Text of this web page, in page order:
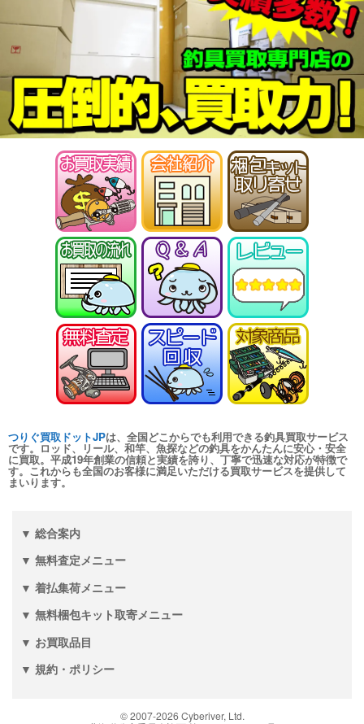
ABU カーディナル4X 未使用
釣具買取クーポン
turi20260117-
05
（2026/01/31迄）
27,000円
2026/01/17
シマノ ヘラ竿 飛天弓 閃光G 30尺
未使用
釣具買取クーポンturi20260110-
01（2026/01/31迄）
35,000円
2026/01/10
シマノ ヘラ竿 飛天弓 閃光R 24尺
未使用
釣具買取クーポン turi20260110-
（2026/01/31迄）
33,500円
2026/01/10
シマノ ヘラ竿 普天元 獅子吼 10.5
尺 未使用
釣具買取クーポン
turi20260110-
（2026/01/31迄）
33,500円
2026/01/10
シマノ ヘラ竿 朱紋峰 神威 18尺
未使用
釣具買取クーポン
turi20260110-
（2026/01/31迄）
28,500円
2026/01/10
シマノ ヘラ竿 飛天弓 皆空 12尺
釣具買取クーポンturi20260110-
05 （2026/01/31迄）
24,000円
和竿 至峰 13.1尺 未使用
01（2026/01/31迄）
釣具買取クーポン
02（2026/01/31迄）
和竿 紀州竹竿 山彦 むらさめ 信
釣具買取クーポン
03（2026/01/31迄）
釣具買取クーポン turi20260104-
つりぐ買取ドットJPは、全国どこからでも利用できる釣具買取サービス
です。ロッド、リール、和竿、魚探などの釣具をかんたんに安心・安全
に買取。平成19年創業の信頼と実績を誇り、丁寧で迅速な対応が特徴で
す。これからも全国のお客様に満足いただける買取サービスを提供して
まいります。
▼ 総合案内
▼ 無料査定メニュー
▼ 着払集荷メニュー
▼ 無料梱包キット取寄メニュー
▼ お買取品目
▼ 規約・ポリシー
© 2007-2026Cyberiver, Ltd.